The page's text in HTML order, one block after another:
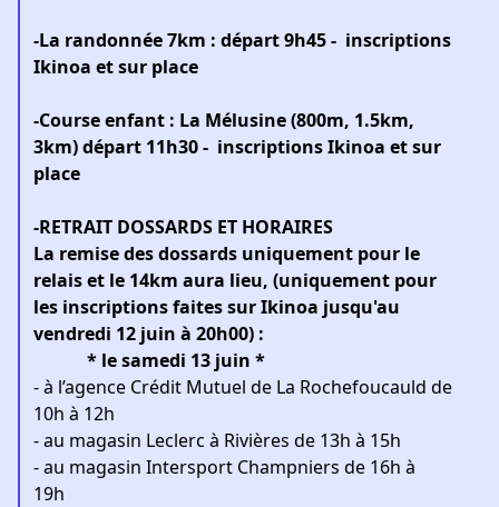
-La randonnée 7km : départ 9h45 - inscriptions
Ikinoa et sur place
-Course enfant : La Mélusine (800m, 1.5km,
3km) départ 11h30 - inscriptions Ikinoa et sur
place
-RETRAIT DOSSARDS ET HORAIRES
La remise des dossards uniquement pour le
relais et le 14km aura lieu, (uniquement pour
les inscriptions faites sur Ikinoa jusqu'au
vendredi 12 juin à 20h00) :
* le samedi 13 juin *
- à l’agence Crédit Mutuel de La Rochefoucauld de
10h à 12h
- au magasin Leclerc à Rivières de 13h à 15h
- au magasin Intersport Champniers de 16h à
19h